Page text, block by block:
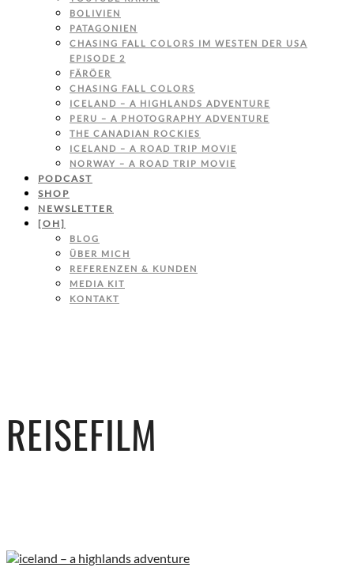
BOLIVIEN
PATAGONIEN
CHASING FALL COLORS IM WESTEN DER USA
EPISODE 2
FÄRÖER
CHASING FALL COLORS
ICELAND – A HIGHLANDS ADVENTURE
PERU – A PHOTOGRAPHY ADVENTURE
THE CANADIAN ROCKIES
ICELAND – A ROAD TRIP MOVIE
NORWAY – A ROAD TRIP MOVIE
PODCAST
SHOP
NEWSLETTER
[OH]
BLOG
ÜBER MICH
REFERENZEN & KUNDEN
MEDIA KIT
KONTAKT
REISEFILM